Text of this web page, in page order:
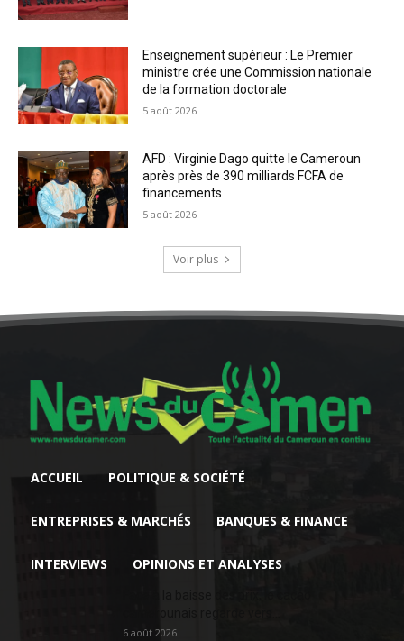
Enseignement supérieur : Le Premier
ministre crée une Commission nationale
de la formation doctorale
5 août 2026
AFD : Virginie Dago quitte le Cameroun
après près de 390 milliards FCFA de
financements
5 août 2026
Voir plus
ACCUEIL POLITIQUE & SOCIÉTÉ
ENTREPRISES & MARCHÉS BANQUES & FINANCE
INTERVIEWS OPINIONS ET ANALYSES
6 août 2026